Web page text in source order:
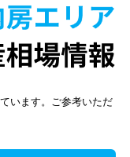
います。ご参考いただ